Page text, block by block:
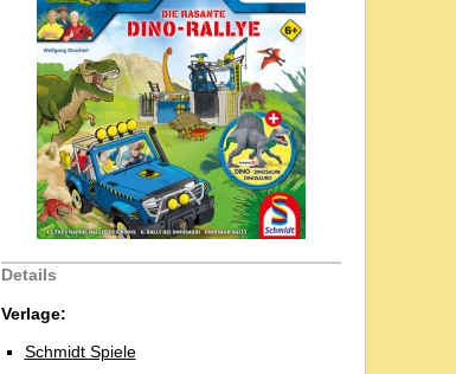
Details
Verlage:
Schmidt Spiele